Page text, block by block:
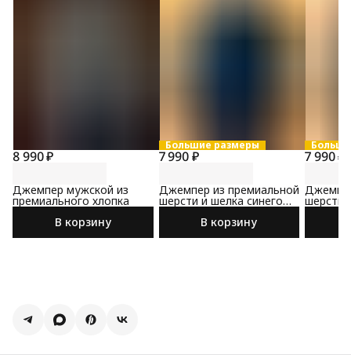
8 990 ₽
Джемпер мужской из
премиального хлопка
В корзину
Большие размеры
7 990 ₽
Джемпер из премиальной
шерсти и шелка синего
В корзину
7 990 ₽
шерсти